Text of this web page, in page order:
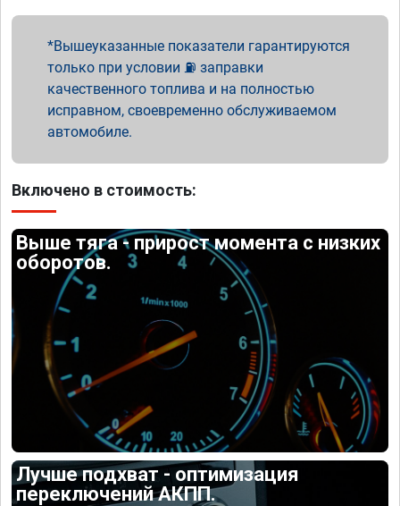
Вышеуказанные показатели гарантируются
только при условии ⛽ заправки
качественного топлива и на полностью
исправном, своевременно обслуживаемом
автомобиле.
Включено в стоимость:
Выше тяга - прирост момента с низких
оборотов.
Лучше подхват - оптимизация
переключений АКПП.